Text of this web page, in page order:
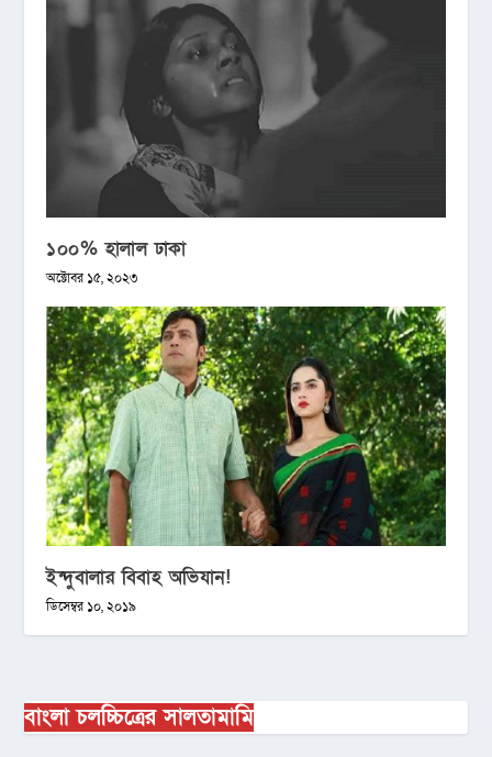
১০০% হালাল ঢাকা
অক্টোবর ১৫, ২০২৩
ইন্দুবালার বিবাহ অভিযান!
ডিসেম্বর ১০, ২০১৯
বাংলা চলচ্চিত্রের সালতামামি